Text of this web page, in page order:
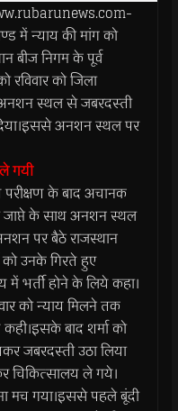
में न्याय की मांग को
बीज निगम के पूर्व
रविवार को जिला
स्थल से जबरदस्ती
अनशन स्थल पर
गयी
परीक्षण के बाद अचानक
जाप्ते के साथ अनशन स्थल
पर बैठे राजस्थान
को उनके गिरते हुए
में भर्ती होने के लिये कहा।
को न्याय मिलने तक
बाद शर्मा को
जबरदस्ती उठा लिया
चिकित्सालय ले गये।
मच गया।इससे पहले बूंदी